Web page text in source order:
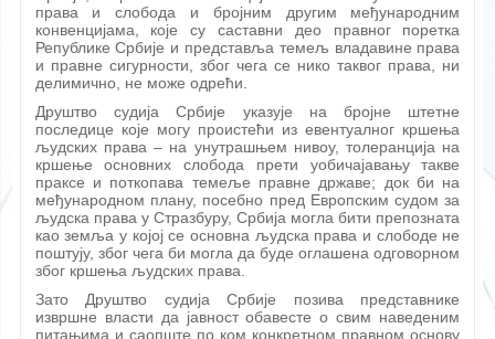
права и слобода и бројним другим међународним
конвенцијама, које су саставни део правног поретка
Републике Србије и предстaвља темељ владавине права
и правне сигурности, због чега се нико таквог права, ни
делимично, не може одрећи.
Друштво судија Србије указује на бројне штетне
последице које могу проистећи из евентуалног кршења
људских права – на унутрашњем нивоу, толеранција на
кршење основних слобода прети уобичајавању такве
праксе и поткопава темеље правне државе; док би на
међународном плану, посебно пред Европским судом за
људска права у Стразбуру, Србија могла бити препозната
као земља у којој се основна људска права и слободе не
поштују, због чега би могла да буде оглашена одговорном
због кршења људских права.
Зато Друштво судија Србије позива представнике
извршне власти да јавност обавесте о свим наведеним
питањима и саопште по ком конкретном правном основу